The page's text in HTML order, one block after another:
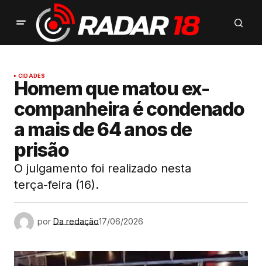
CIDADES
Homem que matou ex-
companheira é condenado
a mais de 64 anos de
prisão
O julgamento foi realizado nesta
terça-feira (16).
por Da redação17/06/2026